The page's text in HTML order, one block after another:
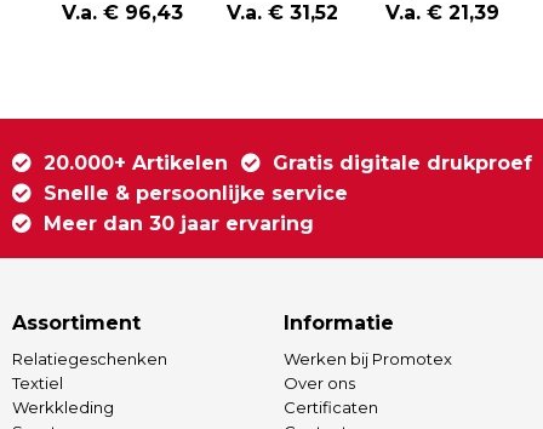
repareerbare
V.a. € 96,43
Headphones
V.a. € 31,52
hoofdtelefoon
V.a. € 21,39
20.000+ Artikelen
Gratis digitale drukproef
Snelle & persoonlijke service
Meer dan 30 jaar ervaring
Assortiment
Relatiegeschenken
Textiel
Werkkleding
Informatie
Werken bij Promotex
Over ons
Certificaten